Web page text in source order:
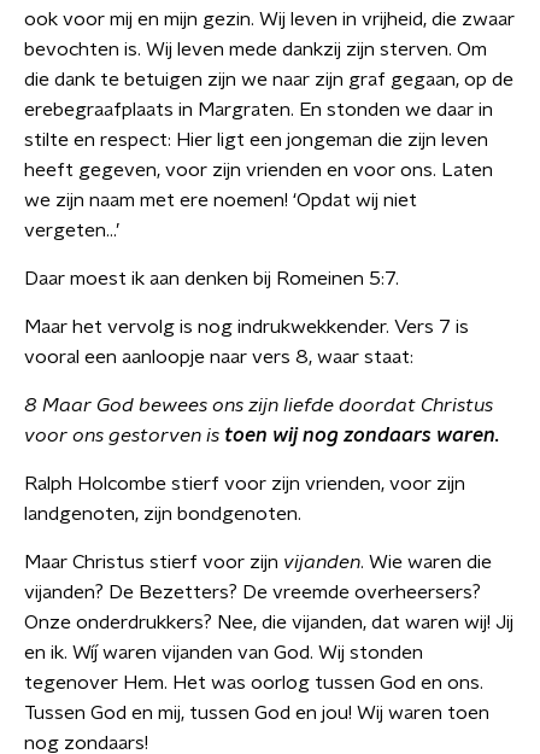
ook voor mij en mijn gezin. Wij leven in vrijheid, die zwaar
bevochten is. Wij leven mede dankzij zijn sterven. Om
die dank te betuigen zijn we naar zijn graf gegaan, op de
erebegraafplaats in Margraten. En stonden we daar in
stilte en respect: Hier ligt een jongeman die zijn leven
heeft gegeven, voor zijn vrienden en voor ons. Laten
we zijn naam met ere noemen! ‘Opdat wij niet
vergeten…’
Daar moest ik aan denken bij Romeinen 5:7.
Maar het vervolg is nog indrukwekkender. Vers 7 is
vooral een aanloopje naar vers 8, waar staat:
8 Maar God bewees ons zijn liefde doordat Christus
voor ons gestorven is toen wij nog zondaars waren.
Ralph Holcombe stierf voor zijn vrienden, voor zijn
landgenoten, zijn bondgenoten.
Maar Christus stierf voor zijn vijanden. Wie waren die
vijanden? De Bezetters? De vreemde overheersers?
Onze onderdrukkers? Nee, die vijanden, dat waren wij! Jij
en ik. Wíj waren vijanden van God. Wij stonden
tegenover Hem. Het was oorlog tussen God en ons.
Tussen God en mij, tussen God en jou! Wij waren toen
nog zondaars!